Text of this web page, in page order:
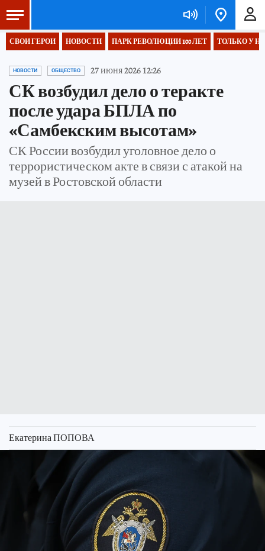
СВОИ ГЕРОИ НОВОСТИ ПАРК РЕВОЛЮЦИИ 100 ЛЕТ ТОЛЬКО У
НОВОСТИ ОБЩЕСТВО 27 июня 2026 12:26
СК возбудил дело о теракте
после удара БПЛА по
«Самбекским высотам»
СК России возбудил уголовное дело о
террористическом акте в связи с атакой на
музей в Ростовской области
Екатерина ПОПОВА